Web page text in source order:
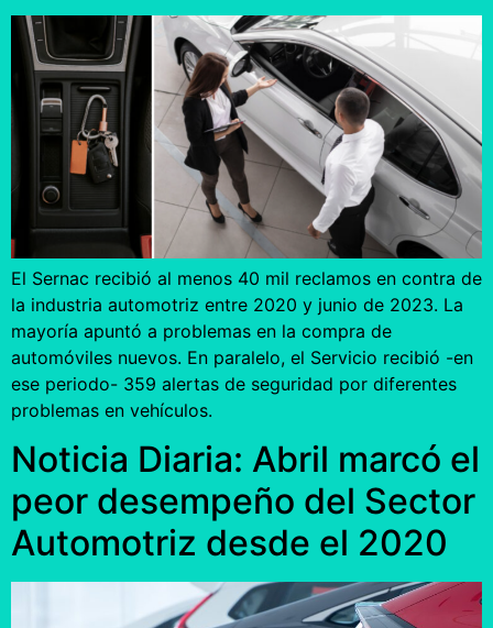
El Sernac recibió al menos 40 mil reclamos en contra de
la industria automotriz entre 2020 y junio de 2023. La
mayoría apuntó a problemas en la compra de
automóviles nuevos. En paralelo, el Servicio recibió -en
ese periodo- 359 alertas de seguridad por diferentes
problemas en vehículos.
Noticia Diaria: Abril marcó el
peor desempeño del Sector
Automotriz desde el 2020